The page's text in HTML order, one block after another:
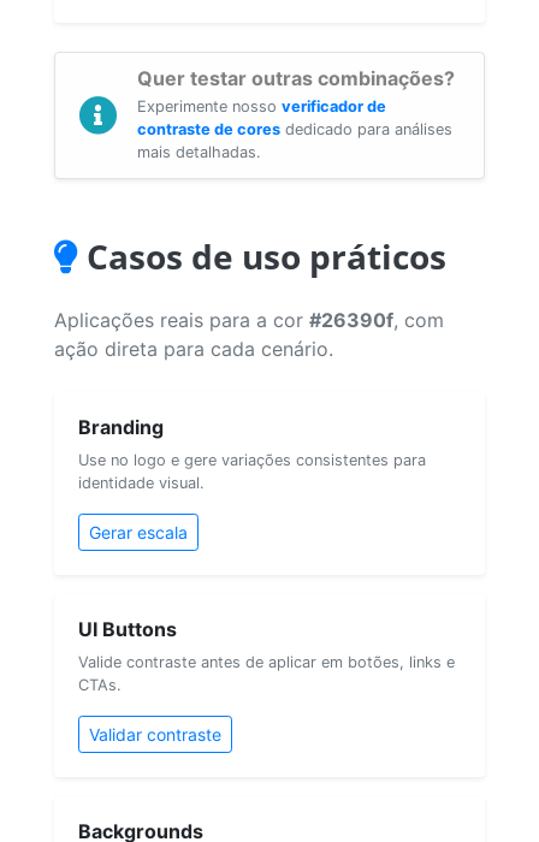
Quer testar outras combinações?
Experimente nosso verificador de
contraste de cores dedicado para análises
mais detalhadas.
Casos de uso práticos
Aplicações reais para a cor #26390f, com
ação direta para cada cenário.
Branding
Use no logo e gere variações consistentes para
identidade visual.
Gerar escala
UI Buttons
Valide contraste antes de aplicar em botões, links e
CTAs.
Validar contraste
Backgrounds